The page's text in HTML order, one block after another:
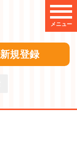
メニュー
新規登録